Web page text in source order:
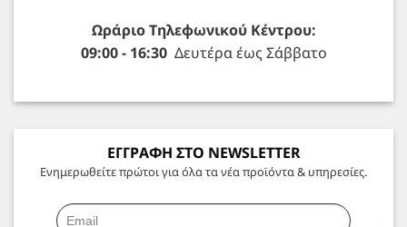
Ωράριο Τηλεφωνικού Κέντρου:
09:00 - 16:30Δευτέρα έως Σάββατο
ΕΓΓΡΑΦΗ ΣΤΟ NEWSLETTER
Ενημερωθείτε πρώτοι για όλα τα νέα προϊόντα & υπηρεσίες.